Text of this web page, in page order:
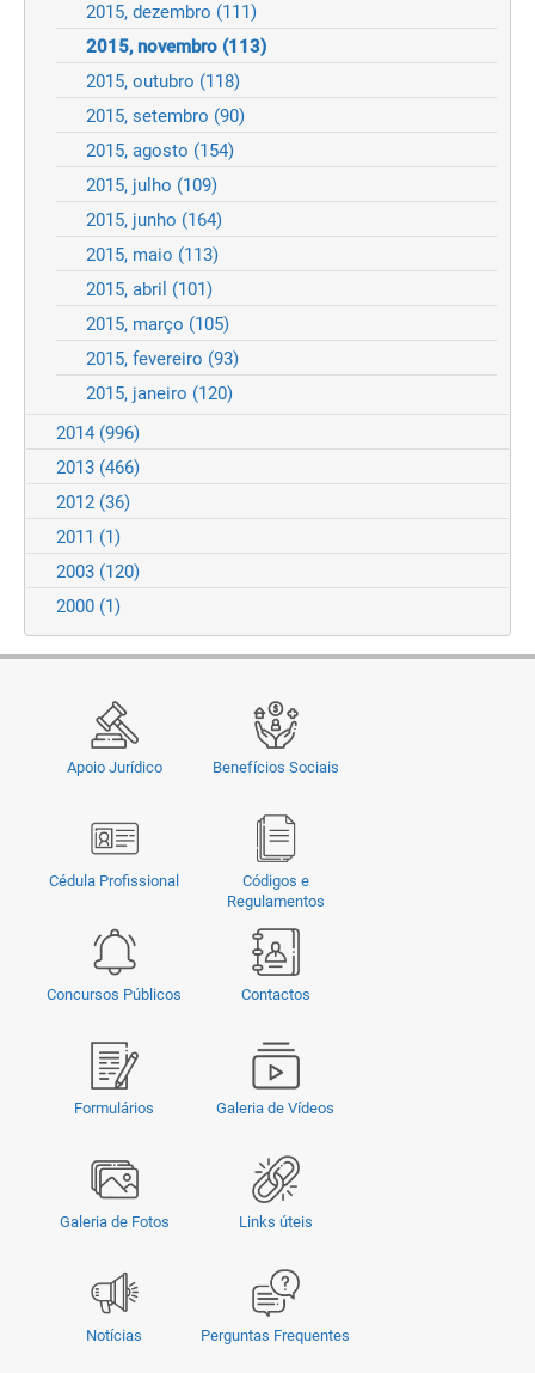
2015, dezembro (111)
2015, novembro (113)
2015, outubro (118)
2015, setembro (90)
2015, agosto (154)
2015, julho (109)
2015, junho (164)
2015, maio (113)
2015, abril (101)
2015, março (105)
2015, fevereiro (93)
2015, janeiro (120)
2014 (996)
2013 (466)
2012 (36)
2011 (1)
2003 (120)
2000 (1)
Apoio Jurídico Benefícios Sociais
Cédula Profissional
Códigos e
Regulamentos
Concursos Públicos Contactos
Formulários Galeria de Vídeos
Galeria de Fotos Links úteis
Notícias Perguntas Frequentes